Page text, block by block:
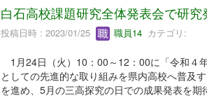
白石高校課題研究全体発表会で研究
投稿日時 : 2023/01/25 職員14カテゴリ:
1月24日（火）10：00～12：00に「令和４
としての先進的な取り組みを県内高校へ普及
を進め、5月の三高探究の日での成果発表を期